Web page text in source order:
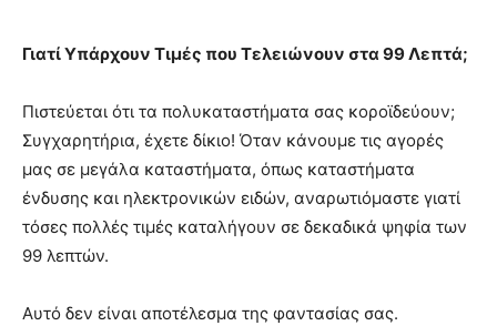
Γιατί Υπάρχουν Τιμές που Τελειώνουν στα 99 Λεπτά;
Πιστεύεται ότι τα πολυκαταστήματα σας κοροϊδεύουν;
Συγχαρητήρια, έχετε δίκιο! Όταν κάνουμε τις αγορές
μας σε μεγάλα καταστήματα, όπως καταστήματα
ένδυσης και ηλεκτρονικών ειδών, αναρωτιόμαστε γιατί
τόσες πολλές τιμές καταλήγουν σε δεκαδικά ψηφία των
99 λεπτών.
Αυτό δεν είναι αποτέλεσμα της φαντασίας σας.